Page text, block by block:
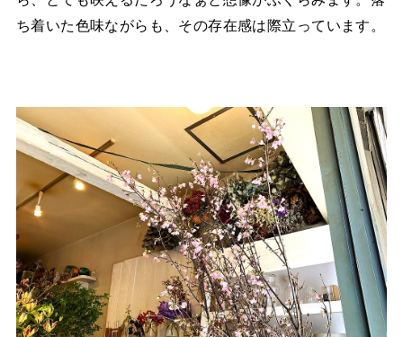
ち着いた色味ながらも、その存在感は際立っています。